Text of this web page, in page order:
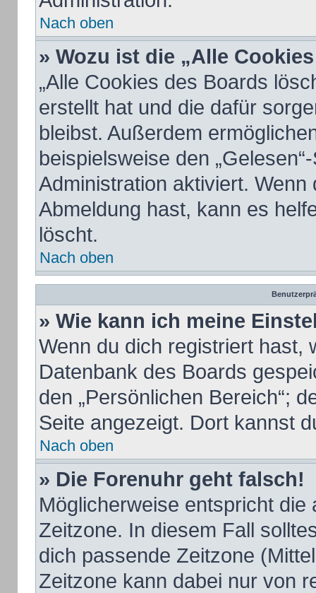
Nach oben
» Wozu ist die „Alle
„Alle Cookies des Boards
erstellt hat und die dafür
bleibst. Außerdem
beispielsweise den
Administration aktiviert.
Abmeldung hast, kann es
löscht.
Nach oben
» Wie kann ich meine
Wenn du dich registriert hast,
Datenbank des Boards
den „Persönlichen Bereich“;
Seite angezeigt. Dort kannst
Nach oben
» Die Forenuhr geht falsch!
Möglicherweise entspricht
Zeitzone. In diesem Fall
dich passende Zeitzone
Zeitzone kann dabei nur von